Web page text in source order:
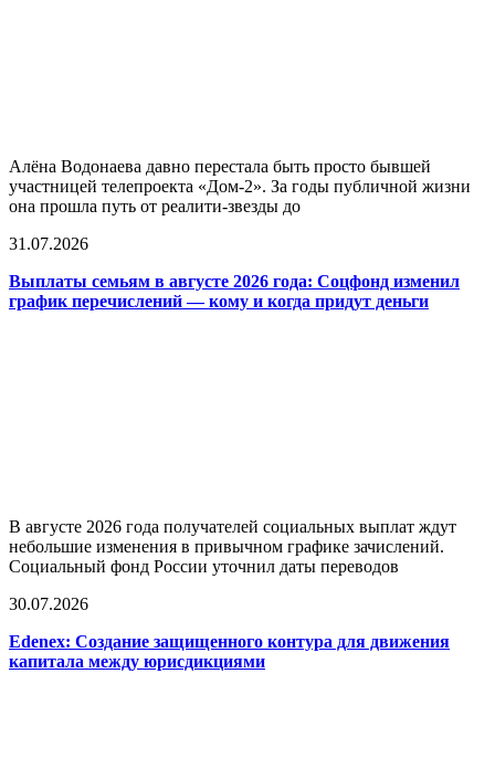
Алёна Водонаева давно перестала быть просто бывшей
участницей телепроекта «Дом-2». За годы публичной жизни
она прошла путь от реалити-звезды до
31.07.2026
Выплаты семьям в августе 2026 года: Соцфонд изменил
график перечислений — кому и когда придут деньги
В августе 2026 года получателей социальных выплат ждут
небольшие изменения в привычном графике зачислений.
Социальный фонд России уточнил даты переводов
30.07.2026
Edenex: Создание защищенного контура для движения
капитала между юрисдикциями